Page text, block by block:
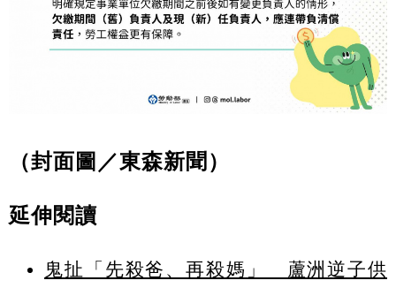
（封面圖／東森新聞）
延伸閱讀
鬼扯「先殺爸、再殺媽」 蘆洲逆子供